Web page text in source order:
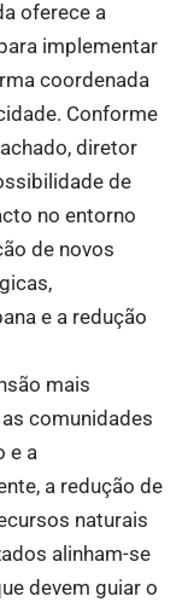
oferece a
implementar
coordenada
Conforme
diretor
de
no entorno
de novos
e a redução
mais
comunidades
e a
a redução de
naturais
alinham-se
devem guiar o